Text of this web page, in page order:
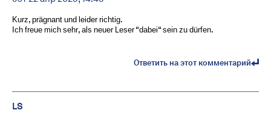
Kurz, prägnant und leider richtig.
Ich freue mich sehr, als neuer Leser “dabei“ sein zu dürfen.
Ответить на этот комментарий
LS